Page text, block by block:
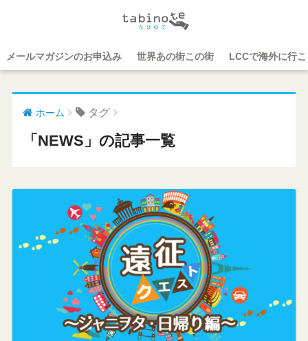
メールマガジンのお申込み 世界あの街この街 LCCで海外に行
ホーム タグ
「NEWS」の記事一覧